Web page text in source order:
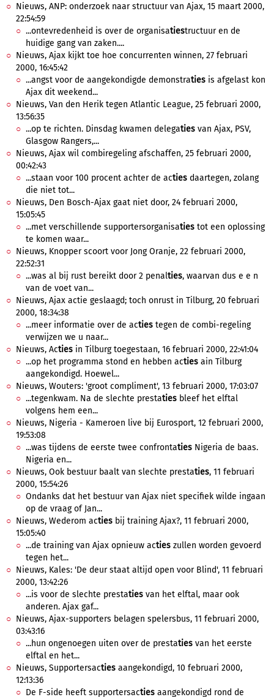
Nieuws, ANP: onderzoek naar structuur van Ajax, 15 maart 2000,
22:54:59
...ontevredenheid is over de organisatiestructuur en de
huidige gang van zaken....
Nieuws, Ajax kijkt toe hoe concurrenten winnen, 27 februari
2000, 16:45:42
...angst voor de aangekondigde demonstraties is afgelast kon
Ajax dit weekend...
Nieuws, Van den Herik tegen Atlantic League, 25 februari 2000,
13:56:35
...op te richten. Dinsdag kwamen delegaties van Ajax, PSV,
Glasgow Rangers,...
Nieuws, Ajax wil combiregeling afschaffen, 25 februari 2000,
00:42:43
...staan voor 100 procent achter de acties daartegen, zolang
die niet tot...
Nieuws, Den Bosch-Ajax gaat niet door, 24 februari 2000,
15:05:45
...met verschillende supportersorganisaties tot een oplossing
te komen waar...
Nieuws, Knopper scoort voor Jong Oranje, 22 februari 2000,
22:52:31
...was al bij rust bereikt door 2 penalties, waarvan dus e e n
van de voet van...
Nieuws, Ajax actie geslaagd; toch onrust in Tilburg, 20 februari
2000, 18:34:38
...meer informatie over de acties tegen de combi-regeling
verwijzen we u naar...
Nieuws, Acties in Tilburg toegestaan, 16 februari 2000, 22:41:04
...op het programma stond en hebben acties ain Tilburg
aangekondigd. Hoewel...
Nieuws, Wouters: 'groot compliment', 13 februari 2000, 17:03:07
...tegenkwam. Na de slechte prestaties bleef het elftal
volgens hem een...
Nieuws, Nigeria - Kameroen live bij Eurosport, 12 februari 2000,
19:53:08
...was tijdens de eerste twee confrontaties Nigeria de baas.
Nigeria en...
Nieuws, Ook bestuur baalt van slechte prestaties, 11 februari
2000, 15:54:26
Ondanks dat het bestuur van Ajax niet specifiek wilde ingaan
op de vraag of Jan...
Nieuws, Wederom acties bij training Ajax?, 11 februari 2000,
15:05:40
...de training van Ajax opnieuw acties zullen worden gevoerd
tegen het...
Nieuws, Kales: 'De deur staat altijd open voor Blind', 11 februari
2000, 13:42:26
...is voor de slechte prestaties van het elftal, maar ook
anderen. Ajax gaf...
Nieuws, Ajax-supporters belagen spelersbus, 11 februari 2000,
03:43:16
...hun ongenoegen uiten over de prestaties van het eerste
elftal en het...
Nieuws, Supportersacties aangekondigd, 10 februari 2000,
12:13:36
De F-side heeft supportersacties aangekondigd rond de